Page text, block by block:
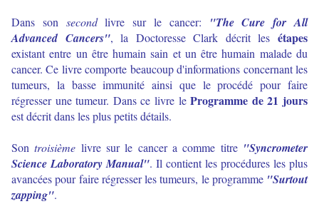
Dans son secondlivre sur le cancer:
"The Cure for All
Advanced Cancers", la Doctoresse Clark décrit lesétapes
existant entre un être humain sain et un être humain malade du
cancer. Ce livre comporte beaucoup d'informations concernant les
tumeurs, la basse immunité ainsi que le procédé pour faire
régresser une tumeur. Dans ce livre leProgramme de 21 jours
est décrit dans les plus petits détails.
Sontroisième livre sur le cancer a comme titre "Syncrometer
Science Laboratory Manual". Il contient les procédures les plus
avancées pour faire régresser les tumeurs, le programme "Surtout
zapping".